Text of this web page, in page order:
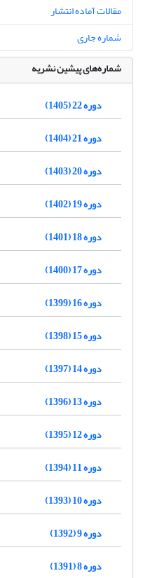
مقالات آماده انتشار
شماره جاری
شماره‌های پیشین نشریه
دوره 22 (1405)
دوره 21 (1404)
دوره 20 (1403)
دوره 19 (1402)
دوره 18 (1401)
دوره 17 (1400)
دوره 16 (1399)
دوره 15 (1398)
دوره 14 (1397)
دوره 13 (1396)
دوره 12 (1395)
دوره 11 (1394)
دوره 10 (1393)
دوره 9 (1392)
دوره 8 (1391)